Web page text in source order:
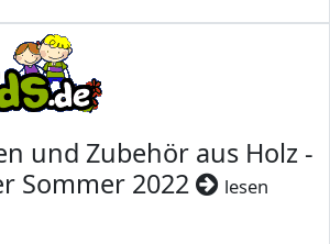
und Zubehör aus Holz -
Sommer 2022
lesen